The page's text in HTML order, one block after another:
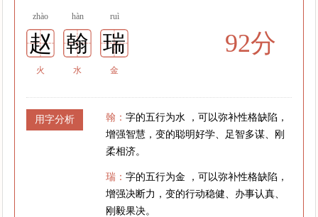
zhào hàn ruì
赵 翰 瑞
火 水 金
92分
用字分析 翰：字的五行为水 ，可以弥补性格缺陷，
增强智慧，变的聪明好学、足智多谋、刚
柔相济。
瑞：字的五行为金 ，可以弥补性格缺陷，
增强决断力，变的行动稳健、办事认真、
刚毅果决。